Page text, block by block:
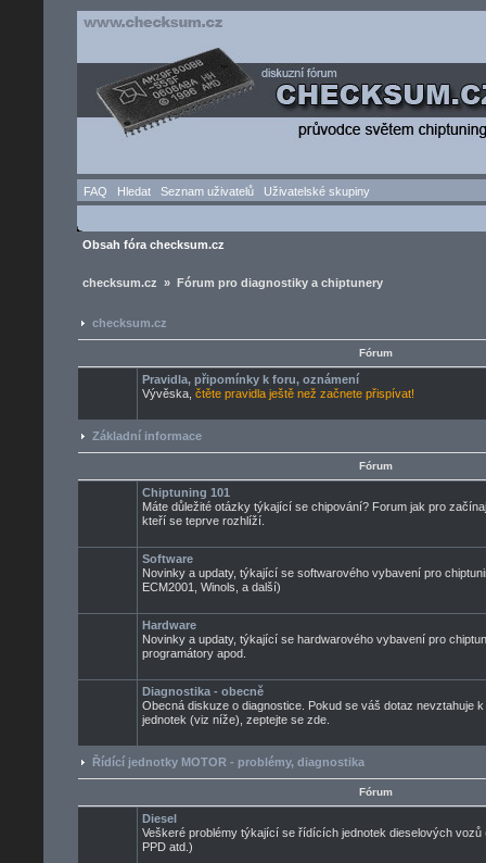
FAQ Hledat Seznam uživatelů Uživatelské skupiny
Obsah fóra checksum.cz
checksum.cz » Fórum pro diagnostiky a chiptunery
checksum.cz
Fórum
Pravidla, připomínky k foru, oznámení
Vývěska, čtěte pravidla ještě než začnete přispívat!
Základní informace
Fórum
Chiptuning 101
Máte důležité otázky týkající se chipování? Forum jak pro
kteří se teprve rozhlíží.
Software
Novinky a updaty, týkající se softwarového vybavení pro
ECM2001, Winols, a další)
Hardware
Novinky a updaty, týkající se hardwarového vybavení pro
programátory apod.
Diagnostika - obecně
Obecná diskuze o diagnostice. Pokud se váš dotaz nevztahuje
jednotek (viz níže), zeptejte se zde.
Řídící jednotky MOTOR - problémy, diagnostika
Fórum
Diesel
Veškeré problémy týkající se řídících jednotek dieselových vozů
PPD atd.)